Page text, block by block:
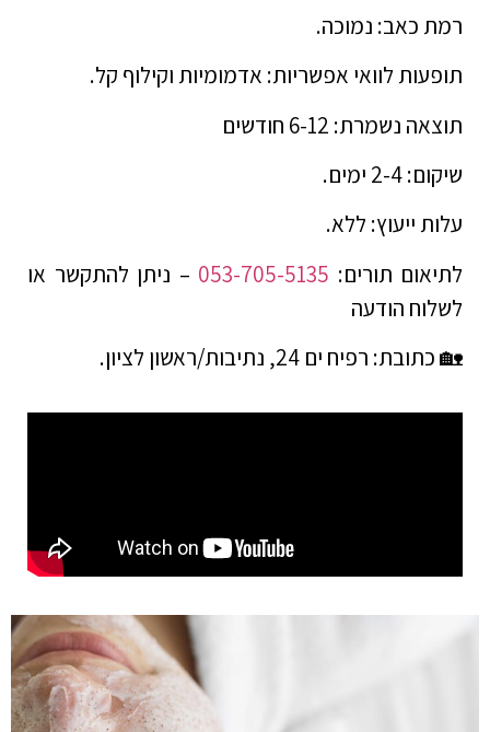
רמת כאב: נמוכה.
תופעות לוואי אפשריות: אדמומיות וקילוף קל.
תוצאה נשמרת: 6-12 חודשים
שיקום: 2-4 ימים.
עלות ייעוץ: ללא.
לתיאום תורים: 053-705-5135 – ניתן להתקשר או
לשלוח הודעה
🏡 כתובת: רפיח ים 24, נתיבות/ראשון לציון.